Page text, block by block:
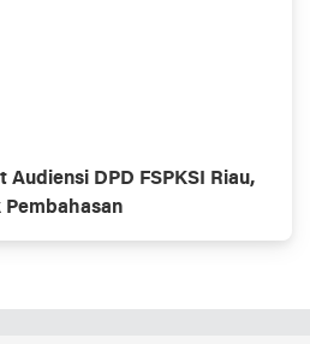
Audiensi DPD FSPKSI Riau,
Pembahasan